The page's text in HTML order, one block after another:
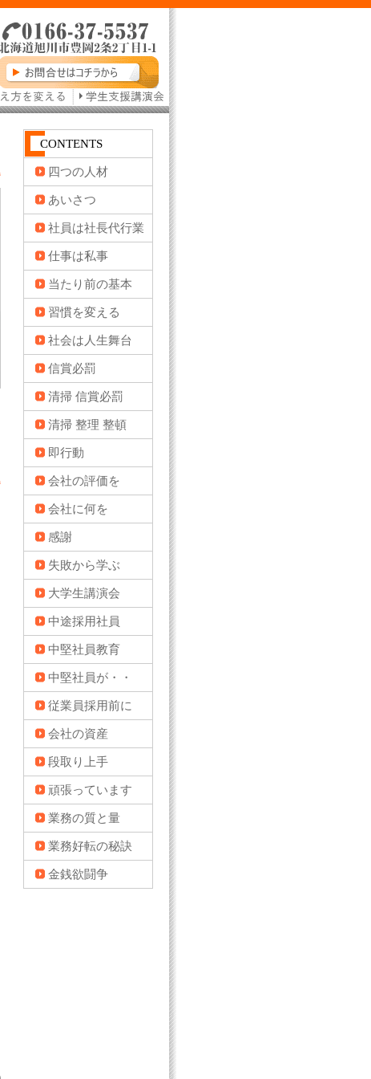
CONTENTS
四つの人材
あいさつ
社員は社長代行業
仕事は私事
当たり前の基本
習慣を変える
社会は人生舞台
信賞必罰
清掃 信賞必罰
清掃 整理 整頓
即行動
会社の評価を
会社に何を
感謝
失敗から学ぶ
大学生講演会
中途採用社員
中堅社員教育
中堅社員が・・
従業員採用前に
会社の資産
段取り上手
頑張っています
業務の質と量
業務好転の秘訣
金銭欲闘争